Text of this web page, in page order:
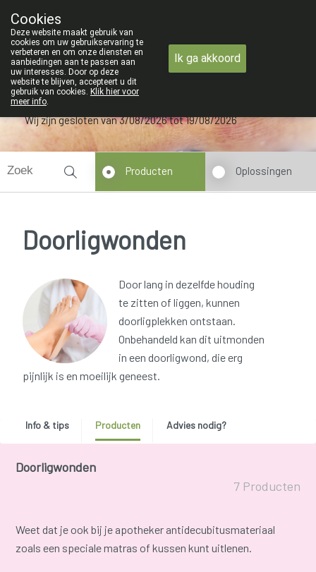
09 228 32 36
Wij zijn gesloten van 3/08/2026 tot 19/08/2026
Producten Oplossingen
Doorligwonden
Door lang in dezelfde houding
te zitten of liggen, kunnen
doorligplekken ontstaan.
Onbehandeld kan dit uitmonden
in een doorligwond, die erg
pijnlijk is en moeilijk geneest.
Info & tips Producten Advies nodig?
Doorligwonden
7 Producten
Weet dat je ook bij je apotheker antidecubitusmateriaal
zoals een speciale matras of kussen kunt uitlenen.
Cookies
Deze website maakt gebruik van
cookies om uw gebruikservaring te
verbeteren en om onze diensten en
aanbiedingen aan te passen aan
uw interesses. Door op deze
website te blijven, accepteert u dit
gebruik van cookies. Klik hier voor
meer info.
Ik ga akkoord